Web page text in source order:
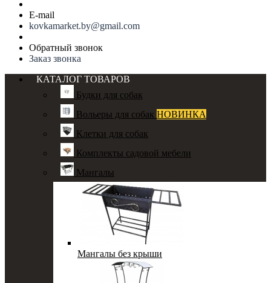
E-mail
kovkamarket.by@gmail.com
Обратный звонок
Заказ звонка
КАТАЛОГ ТОВАРОВ
Будки для собак
Вольеры для собак НОВИНКА
Клетки для собак
Комплекты садовой мебели
Мангалы
Мангалы без крыши